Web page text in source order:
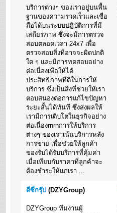
บริการต่างๆ ของเราอยู่บนพื้น
ฐานของความรวดเร็วและเชื่อ
ถือได้บนระบบปฏิบัติการที่มี
เสถียรภาพ ซึ่งจะมีการตรวจ
สอบตลอดเวลา 24x7 เพื่อ
ตรวจสอบสิ่งที่อาจจะผิดปกติ
ใด ๆ และมีการทดสอบอย่าง
ต่อเนื่องเพื่อให้ได้
ประสิทธิภาพที่ดีในการให้
บริการ ซึ่งเป็นสิ่งที่ช่วยให้เรา
ตอบสนองต่อการแก้ไขปัญหา
ระยะสั้นได้ทันที ซึ่งส่งผลให้
เรามีการเติบโตในธุรกิจอย่าง
ต่อเนื่องrnrnการให้บริการ
ต่างๆ ของเราเน้นบริการหลัง
การขาย เพื่อช่วยให้ลูกค้า
ของรับได้รับบริการที่คุ้มค่า
เมื่อเทียบกับราคาที่ลูกค้าจะ
ต้องชำระให้แก่เรา ...
ดีซี่กรุ๊ป (DZYGroup)
DZYGroup ทีมงานผู้